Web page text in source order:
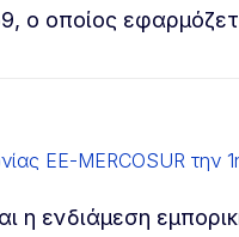
ο οποίος
ΕΕ-MERCOSUR την
η ενδιάμεση